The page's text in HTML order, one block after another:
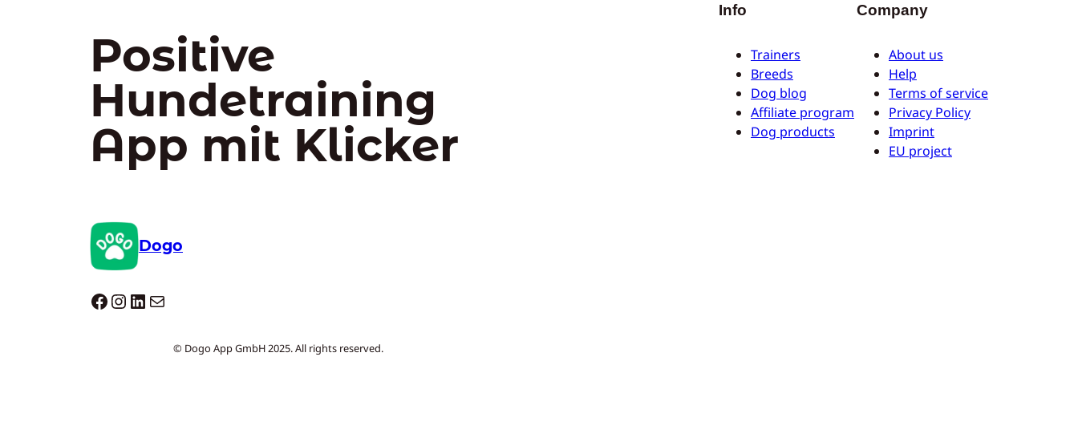
Positive
Hundetraining
App mit Klicker
Dogo
Dogo facebook InstagramLinkedIn E-Mail
Info
Trainers
Breeds
Dog blog
Affiliate program
Dog products
Company
About us
Help
Terms of service
Privacy Policy
Imprint
EU project
© Dogo App GmbH 2025. All rights reserved.